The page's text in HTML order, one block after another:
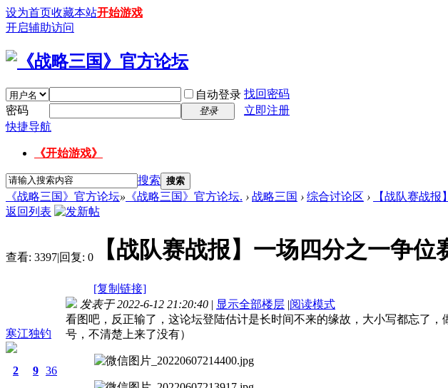
设为首页收藏本站开始游戏
开启辅助访问
自动登录 找回密码
密码
登录
立即注册
快捷导航
《开始游戏》
搜索 搜索
《战略三国》官方论坛» 《战略三国》官方论坛. › 战略三国 › 综合讨论区 ›
【战队赛战
返回列表
查看: 3397|回复: 0 【战队赛战报】一场四分之一争位
[复制链接]
寒江独钓
2 9 36
发表于 2022-6-12 21:20:40 | 显示全部楼层 |阅读模式
看图吧，反正输了，这论坛登陆估计是长时间不来的缘故，大小写都忘了
号，不清楚上来了没有）